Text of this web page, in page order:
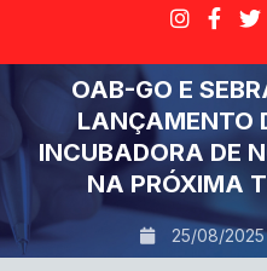
OAB-GO E
LANÇAMENTO
INCUBADORA DE
NA PRÓXIMA
25/08/